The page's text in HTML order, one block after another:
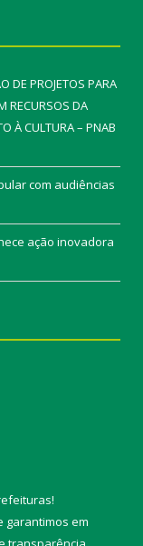
DE PROJETOS PARA
RECURSOS DA
À CULTURA – PNAB
com audiências
ação inovadora
!
garantimos em